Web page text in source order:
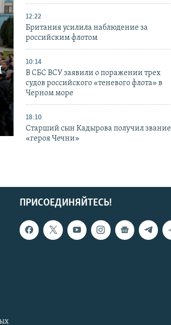
12:22
Британия усилила наблюдение за
российским флотом
10:14
В СБС ВСУ заявили о поражении трех
судов российского «теневого флота» в
Черном море
18:10
Старший сын Кадырова получил звание
«героя Чечни»
ПРИСОЕДИНЯЙТЕСЬ!